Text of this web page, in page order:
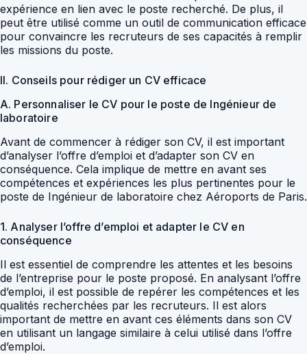
expérience en lien avec le poste recherché. De plus, il
peut être utilisé comme un outil de communication efficace
pour convaincre les recruteurs de ses capacités à remplir
les missions du poste.
II. Conseils pour rédiger un CV efficace
A. Personnaliser le CV pour le poste de Ingénieur de
laboratoire
Avant de commencer à rédiger son CV, il est important
d’analyser l’offre d’emploi et d’adapter son CV en
conséquence. Cela implique de mettre en avant ses
compétences et expériences les plus pertinentes pour le
poste de Ingénieur de laboratoire chez Aéroports de Paris.
1. Analyser l’offre d’emploi et adapter le CV en
conséquence
Il est essentiel de comprendre les attentes et les besoins
de l’entreprise pour le poste proposé. En analysant l’offre
d’emploi, il est possible de repérer les compétences et les
qualités recherchées par les recruteurs. Il est alors
important de mettre en avant ces éléments dans son CV
en utilisant un langage similaire à celui utilisé dans l’offre
d’emploi.